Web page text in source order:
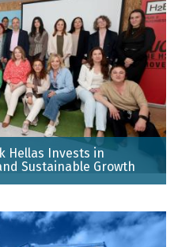
Hellas Invests in
Sustainable Growth